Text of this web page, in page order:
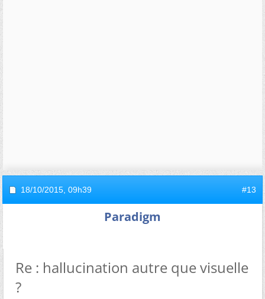
18/10/2015, 09h39 #13
Paradigm
Re : hallucination autre que visuelle
?